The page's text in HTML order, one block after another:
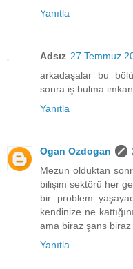
Yanıtla
Adsız 27 Temmuz
arkadaşalar bu
sonra iş bulma
Yanıtla
Ogan Ozdogan
Mezun olduktan
bilişim sektörü her
bir problem
kendinize ne
ama biraz şans
Yanıtla